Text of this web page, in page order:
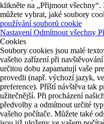
klikněte na „Přijmout
můžete vybrat, jaké soubory
používání souborů cookie
NastaveníOdmítnout všechny
Cookies
Soubory cookies jsou malé
vašeho zařízení při
určitou dobu zapamatují vaše
provedli (např. výchozí jazyk,
preference). Příští návštěva tak
užitečnější. Při procházení
předvolby a odmítnout určité
vašeho počítače. Můžete také